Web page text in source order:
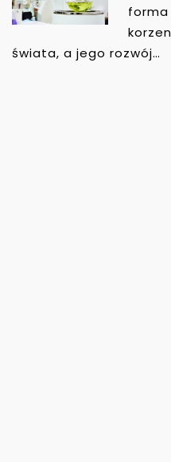
forma
świata, a jego rozwój…